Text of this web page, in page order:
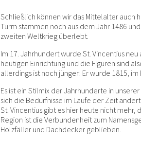
Schließlich können wir das Mittelalter auch
Turm stammen noch aus dem Jahr 1486
zweiten Weltkrieg überlebt.
Im 17. Jahrhundert wurde St. Vincentius
heutigen Einrichtung und die Figuren sind
allerdings ist noch jünger: Er wurde 1815, im
Es ist ein Stilmix der Jahrhunderte in
sich die Bedürfnisse im Laufe der Zeit
St. Vincentius gibt es hier heute nicht mehr,
Region ist die Verbundenheit zum
Holzfäller und Dachdecker geblieben.